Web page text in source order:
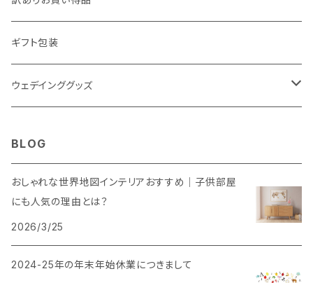
ギフト包装
ウェデインググッズ
BLOG
おしゃれな世界地図インテリアおすすめ｜子供部屋
にも人気の理由とは？
2026/3/25
2024-25年の年末年始休業につきまして